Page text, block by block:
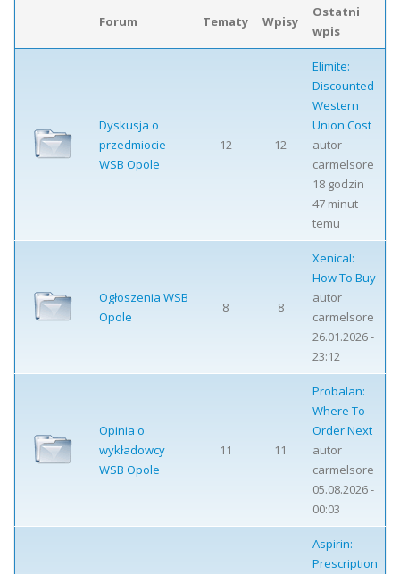
Forum Tematy Wpisy
Ostatni
wpis
Dyskusja o
przedmiocie
WSB Opole
12 12
Elimite:
Discounted
Western
Union Cost
autor
carmelsore
18 godzin
47 minut
temu
Ogłoszenia WSB
Opole
8 8
Xenical:
How To Buy
autor
carmelsore
26.01.2026 -
23:12
Opinia o
wykładowcy
WSB Opole
11 11
Probalan:
Where To
Order Next
autor
carmelsore
05.08.2026 -
00:03
Aspirin:
Prescription